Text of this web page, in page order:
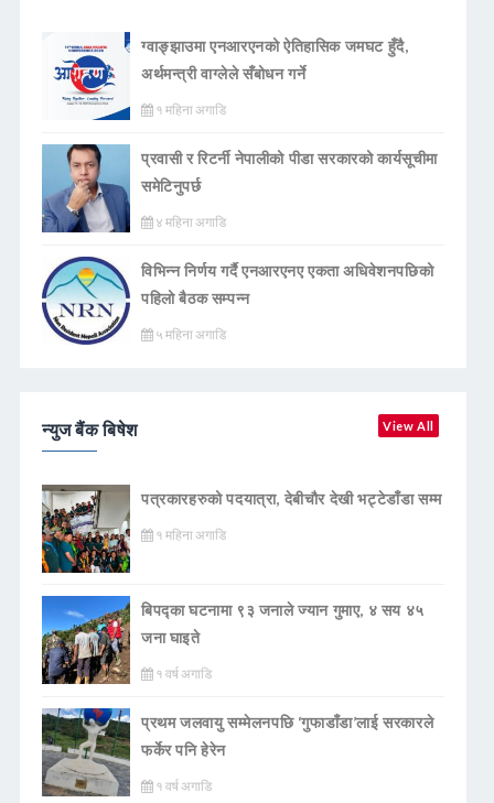
ग्वाङ्झाउमा एनआरएनको ऐतिहासिक जमघट हुँदै,
अर्थमन्त्री वाग्लेले सँबोधन गर्ने
१ महिना अगाडि
प्रवासी र रिटर्नी नेपालीको पीडा सरकारको कार्यसूचीमा
समेटिनुपर्छ
४ महिना अगाडि
विभिन्न निर्णय गर्दै एनआरएनए एकता अधिवेशनपछिको
पहिलो बैठक सम्पन्न
५ महिना अगाडि
न्युज बैंक बिषेश View All
पत्रकारहरुको पदयात्रा, देबीचौर देखी भट्टेडाँडा सम्म
१ महिना अगाडि
बिपद्का घटनामा ९३ जनाले ज्यान गुमाए, ४ सय ४५
जना घाइते
१ वर्ष अगाडि
प्रथम जलवायु सम्मेलनपछि ‘गुफाडाँडा’लाई सरकारले
फर्केर पनि हेरेन
१ वर्ष अगाडि